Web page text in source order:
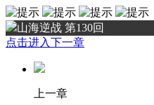
山海逆战 第130回
点击进入下一章
上一章